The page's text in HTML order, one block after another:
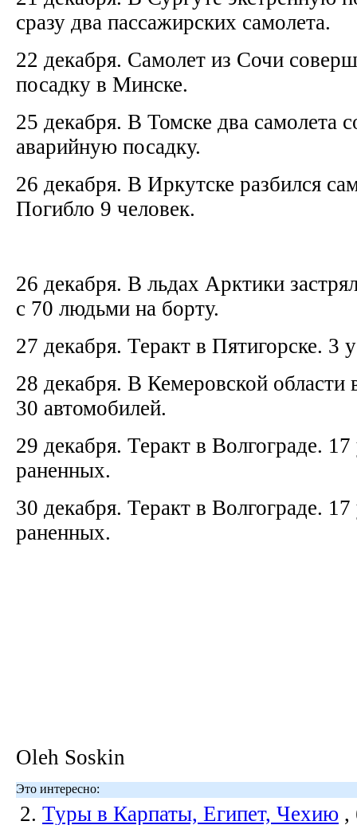
сразу два пассажирских самолета.
22 декабря. Самолет из Сочи
посадку в Минске.
25 декабря. В Томске два самолета
аварийную посадку.
26 декабря. В Иркутске разбился
Погибло 9 человек.
26 декабря. В льдах Арктики
с 70 людьми на борту.
27 декабря. Теракт в Пятигорске. 3
28 декабря. В Кемеровской
30 автомобилей.
29 декабря. Теракт в Волгограде.
раненных.
30 декабря. Теракт в Волгограде.
раненных.
Oleh Soskin
Это интересно:
2. Туры в Карпаты, Египет, Чехию ,